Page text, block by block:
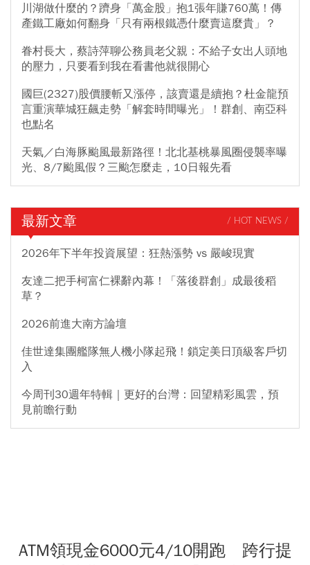
川湖做什麼的？躋身「萬金股」抱1張年賺760萬！傳
產鐵工廠如何翻身「只有兩根鐵憑什麼賣這麼貴」？
眷村長大，蔡詩萍聊公務員老父親：不給子女出人頭地
的壓力，只要看到我在看書他就很開心
國巨(2327)股價腰斬又漲停，該賣還是續抱？杜金龍預
言重演華城狂飆走勢「解套時間曝光」！群創、南亞科
也點名
天氣／白海豚颱風最新路徑！北北基桃暴風圈侵襲率曝
光、8/7颱風假？三颱怎麼走，10日報先看
最新文章 / HOT NEWS /
2026年下半年投資展望：狂熱漲勢 vs 嚴峻現實
友達二把手柯富仁裸辭內幕！「落後群創」成最後稻
草？
2026前進大南方論壇
佳世達集團艦隊無人機小隊起飛！鎖定美日頂級客戶切
入
今周刊30週年特輯｜更好的台灣：回望精彩風雲，預
見前瞻行動
ATM領現金6000元4/10開跑 跨行提